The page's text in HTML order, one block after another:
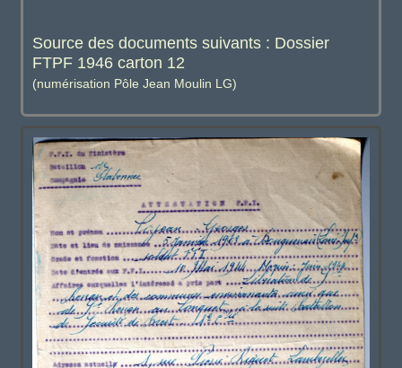
Source des documents suivants : Dossier
FTPF 1946 carton 12
(numérisation Pôle Jean Moulin LG)